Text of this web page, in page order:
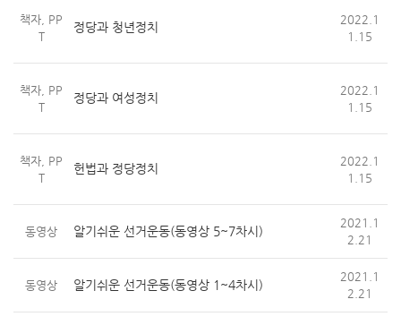
책자, PP
T
정당과 청년정치
2022.1
1.15
책자, PP
T
정당과 여성정치
2022.1
1.15
책자, PP
T
헌법과 정당정치
2022.1
1.15
동영상 알기쉬운 선거운동(동영상 5~7차시)
2021.1
2.21
동영상 알기쉬운 선거운동(동영상 1~4차시)
2021.1
2.21